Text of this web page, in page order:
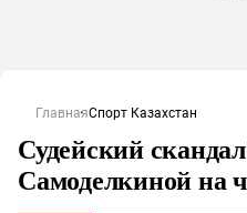
ГлавнаяСпорт Казахстан
Судейский
Самоделкиной на